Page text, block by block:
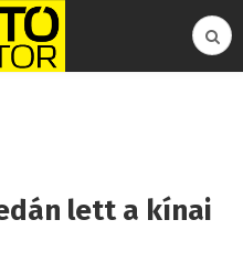
lett a kínai